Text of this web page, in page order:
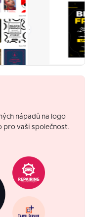
nápadů na logo
pro vaši společnost.